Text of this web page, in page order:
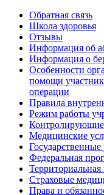
Обратная связь
Школа здоровья
Отзывы
Информация об
Информация о
Особенности
помощи
операции
Правила
Режим работы
Медицинские
Государственные
Федеральная
Страховые
Права и